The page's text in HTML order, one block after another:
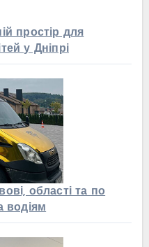
простір для
у Дніпрі
області та по
водіям